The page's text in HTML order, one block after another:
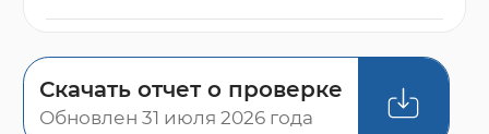
Скачать отчет о проверке
Обновлен 31 июля 2026 года